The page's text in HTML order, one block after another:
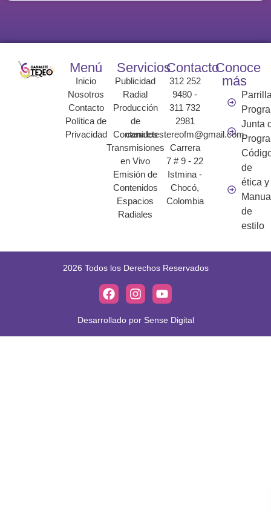
Menú
Inicio
Nosotros
Contacto
Política de
Privacidad
Servicios
Publicidad
Radial
Producción
de
Contenidos
Transmisiones
en Vivo
Emisión de
Contenidos
Espacios
Radiales
Contacto
312 252
9480 -
311 732
2981
canaletestereofm@gmail.com
Carrera
7 # 9 - 22
Istmina -
Chocó,
Colombia
Conoce
más
Junta
de
ética y
de
estilo
2026 Todos los Derechos Reservados
Desarrollado por Sense Digital